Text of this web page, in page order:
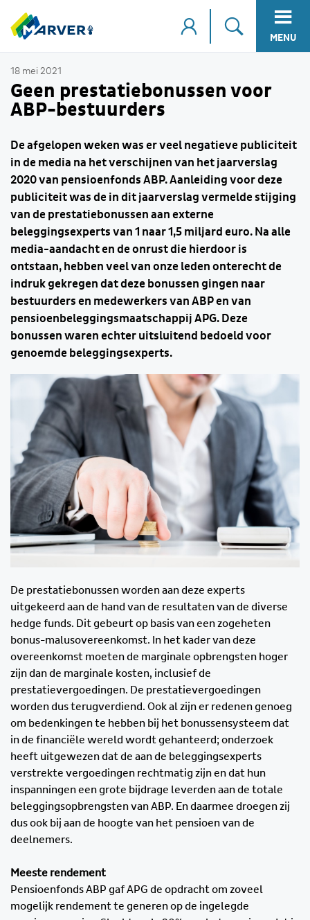
MENU
18 mei 2021
Geen prestatiebonussen voor
ABP-bestuurders
De afgelopen weken was er veel negatieve publiciteit
in de media na het verschijnen van het jaarverslag
2020 van pensioenfonds ABP. Aanleiding voor deze
publiciteit was de in dit jaarverslag vermelde stijging
van de prestatiebonussen aan externe
beleggingsexperts van 1 naar 1,5 miljard euro. Na alle
media-aandacht en de onrust die hierdoor is
ontstaan, hebben veel van onze leden onterecht de
indruk gekregen dat deze bonussen gingen naar
bestuurders en medewerkers van ABP en van
pensioenbeleggingsmaatschappij APG. Deze
bonussen waren echter uitsluitend bedoeld voor
genoemde beleggingsexperts.
De prestatiebonussen worden aan deze experts
uitgekeerd aan de hand van de resultaten van de diverse
hedge funds. Dit gebeurt op basis van een zogeheten
bonus-malusovereenkomst. In het kader van deze
overeenkomst moeten de marginale opbrengsten hoger
zijn dan de marginale kosten, inclusief de
prestatievergoedingen. De prestatievergoedingen
worden dus terugverdiend. Ook al zijn er redenen genoeg
om bedenkingen te hebben bij het bonussensysteem dat
in de financiële wereld wordt gehanteerd; onderzoek
heeft uitgewezen dat de aan de beleggingsexperts
verstrekte vergoedingen rechtmatig zijn en dat hun
inspanningen een grote bijdrage leverden aan de totale
beleggingsopbrengsten van ABP. En daarmee droegen zij
dus ook bij aan de hoogte van het pensioen van de
deelnemers.
Meeste rendement
Pensioenfonds ABP gaf APG de opdracht om zoveel
mogelijk rendement te generen op de ingelegde